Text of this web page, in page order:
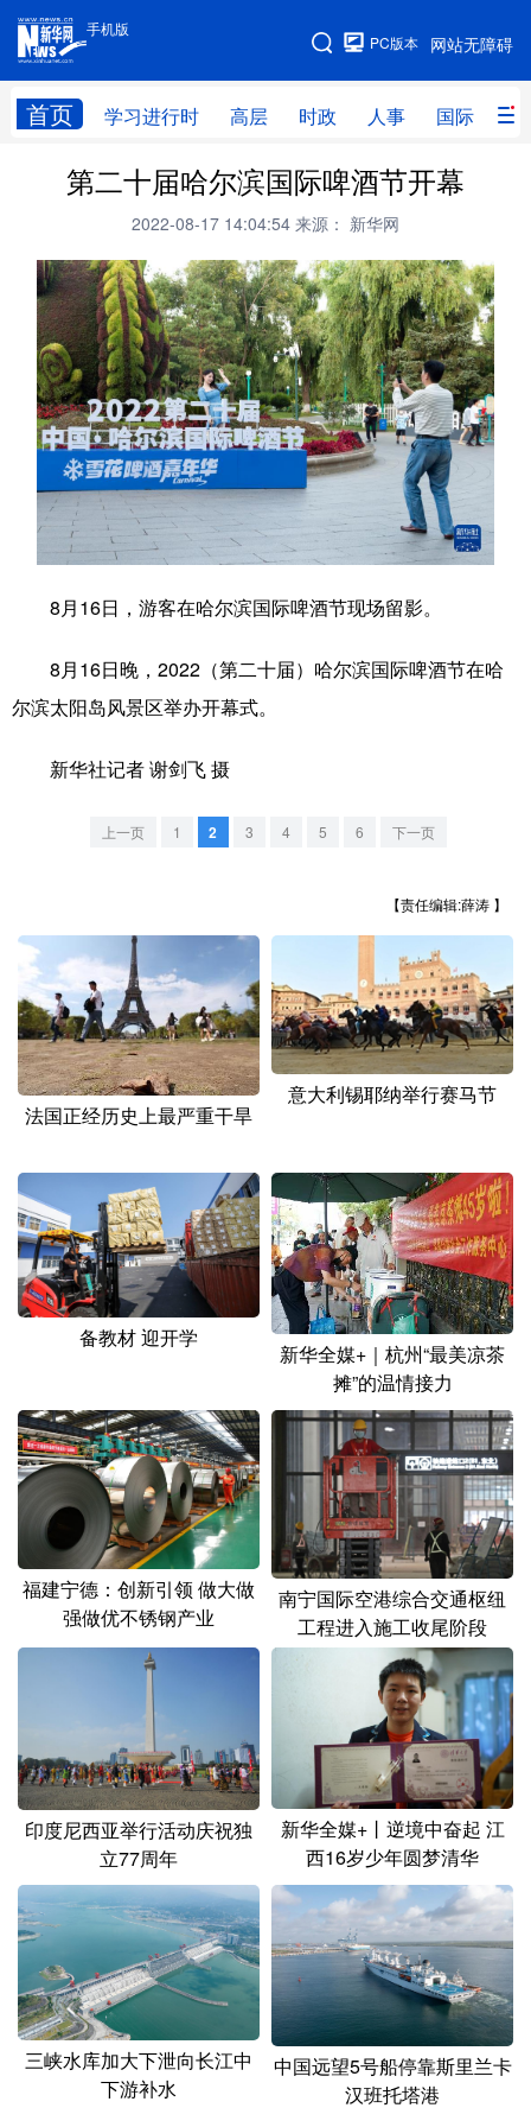
手机版
网站无障碍
PC版本
首页 学习进行时 高层 时政 人事 国际 财
手机版
网站地图
学习进行时 高层 时政 人事
财经 网评
台湾 思客智库 全球连线 教育
科技 科创 量子 体育
文化 书画 健康 军事
访谈 视频 图片 政务
法律 中央文件 金融 汽车
食品 人居 信息化 数字经济
彩票 娱乐 时尚 悦读
文化产业
山西
辽宁 江苏
浙江 安徽 福建 江西
山东 河南 湖北 湖南
广东 广西
四川 贵州 云南 西藏
陕西 甘肃 青海 宁夏
新疆 内蒙古 黑龙江
English Español Français عربى
Русский язык 日本語 한국어
Deutsch Português
第二十届哈尔滨国际啤酒节开幕
2022-08-17 14:04:54 来源： 新华网
8月16日，游客在哈尔滨国际啤酒节现场留影。
8月16日晚，2022（第二十届）哈尔滨国际啤酒节在哈
尔滨太阳岛风景区举办开幕式。
新华社记者 谢剑飞 摄
上一页 1 2 3 4 5 6 下一页
【责任编辑:薛涛 】
法国正经历史上最严重干旱
意大利锡耶纳举行赛马节
备教材 迎开学
新华全媒+｜杭州“最美凉茶
摊”的温情接力
福建宁德：创新引领 做大做
强做优不锈钢产业
南宁国际空港综合交通枢纽
工程进入施工收尾阶段
印度尼西亚举行活动庆祝独
立77周年
新华全媒+丨逆境中奋起 江
西16岁少年圆梦清华
三峡水库加大下泄向长江中
下游补水
中国远望5号船停靠斯里兰卡
汉班托塔港